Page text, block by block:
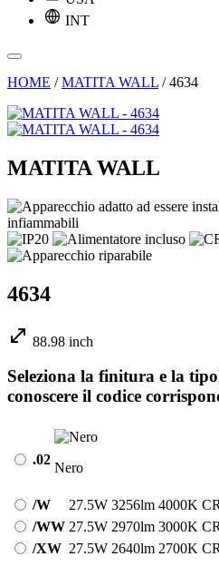
INT
HOME / MATITA WALL / 4634
MATITA WALL
4634
88.98 inch
Seleziona la finitura e la
conoscere il codice
.02
Nero
/W 27.5W 3256lm 4000K
/WW 27.5W 2970lm 3000K
/XW 27.5W 2640lm 2700K